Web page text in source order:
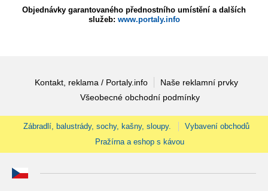
Objednávky garantovaného přednostního umístění a dalších
služeb: www.portaly.info
Kontakt, reklama / Portaly.info
Naše reklamní prvky
Všeobecné obchodní podmínky
Zábradlí, balustrády, sochy, kašny, sloupy.
Vybavení obchodů
Pražírna a eshop s kávou